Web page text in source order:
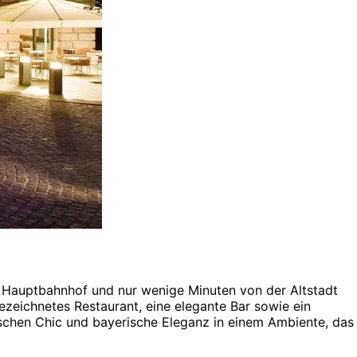
und nur wenige Minuten von der Altstadt
Restaurant, eine elegante Bar sowie ein
Chic und bayerische Eleganz in einem Ambiente, das